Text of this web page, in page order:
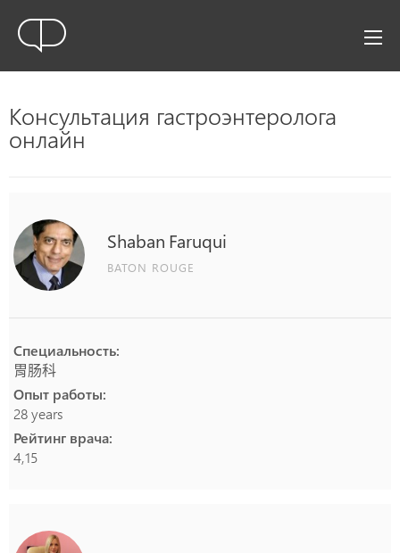
Консультация гастроэнтеролога
онлайн
Shaban Faruqui
BATON ROUGE
Специальность:
胃肠科
Опыт работы:
28 years
Рейтинг врача:
4,15